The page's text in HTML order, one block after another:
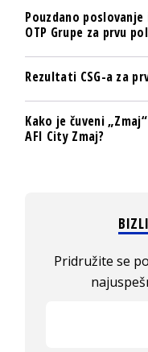
Pouzdano
OTP Grupe za prvu
Rezultati CSG-a za
Kako je čuveni
AFI City Zmaj?
Pridružite se